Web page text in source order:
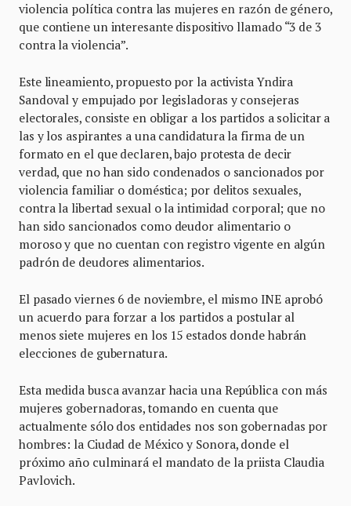
violencia política contra las mujeres en razón de género,
que contiene un interesante dispositivo llamado “3 de 3
contra la violencia”.
Este lineamiento, propuesto por la activista Yndira
Sandoval y empujado por legisladoras y consejeras
electorales, consiste en obligar a los partidos a solicitar a
las y los aspirantes a una candidatura la firma de un
formato en el que declaren, bajo protesta de decir
verdad, que no han sido condenados o sancionados por
violencia familiar o doméstica; por delitos sexuales,
contra la libertad sexual o la intimidad corporal; que no
han sido sancionados como deudor alimentario o
moroso y que no cuentan con registro vigente en algún
padrón de deudores alimentarios.
El pasado viernes 6 de noviembre, el mismo INE aprobó
un acuerdo para forzar a los partidos a postular al
menos siete mujeres en los 15 estados donde habrán
elecciones de gubernatura.
Esta medida busca avanzar hacia una República con más
mujeres gobernadoras, tomando en cuenta que
actualmente sólo dos entidades nos son gobernadas por
hombres: la Ciudad de México y Sonora, donde el
próximo año culminará el mandato de la priista Claudia
Pavlovich.